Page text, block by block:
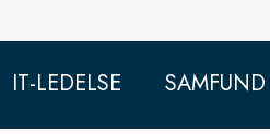
IT-LEDELSE SAMFUND